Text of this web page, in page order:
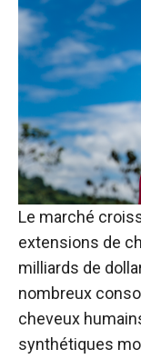
Le marché
extensions de
milliards de
nombreux
cheveux
synthétiques